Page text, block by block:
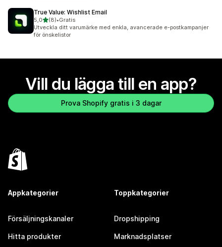
True Value: Wishlist Email
5,0av 5 stjärnor
(8)
8 recensioner totalt
•Gratis
Utveckla ditt varumärke med enkla, avancerade e-postkampanjer
för önskelistor
Vill du lägga till en app?
Prova Shopify gratis i 3 dagar
Appkategorier
Försäljningskanaler
Hitta produkter
Toppkategorier
Dropshipping
Marknadsplatser